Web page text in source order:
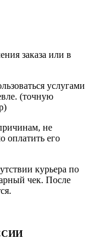
заказа или в
услугами
(точную
не
оплатить его
курьера по
чек. После